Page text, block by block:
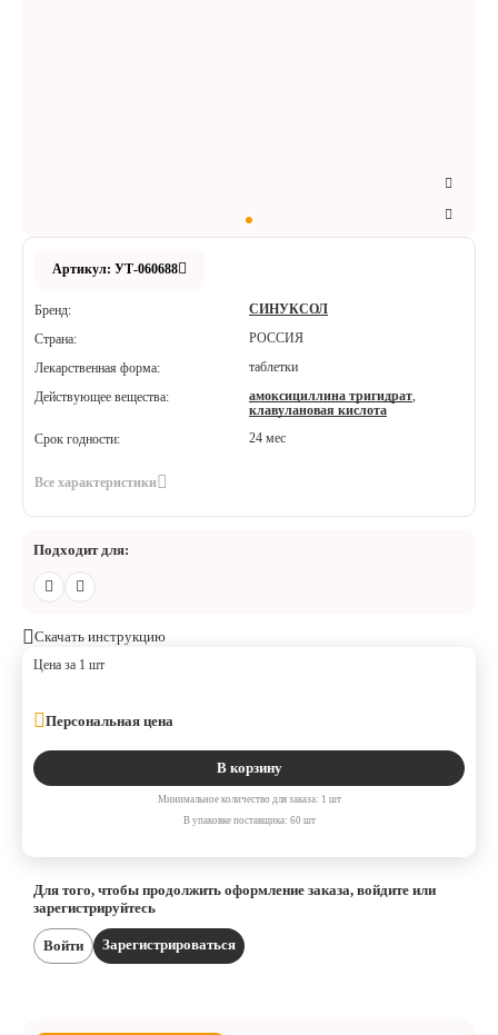
Артикул: УТ-060688
Бренд:
СИНУКСОЛ
Страна:
РОССИЯ
Лекарственная форма:
таблетки
Действующее вещества:
амоксициллина тригидрат,
клавулановая кислота
Срок годности:
24 мес
Все характеристики
Подходит для:
Скачать инструкцию
Цена за 1 шт
Персональная цена
В корзину
Минимальное количество для заказа: 1 шт
В упаковке поставщика: 60 шт
Для того, чтобы продолжить оформление заказа, войдите или
зарегистрируйтесь
Войти Зарегистрироваться